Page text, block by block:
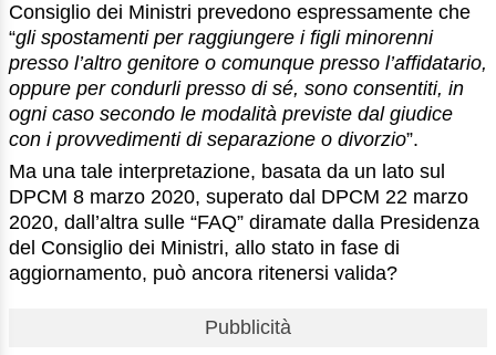
Consiglio dei Ministri prevedono espressamente che
“gli spostamenti per raggiungere i figli minorenni
presso l’altro genitore o comunque presso l’affidatario,
oppure per condurli presso di sé, sono consentiti, in
ogni caso secondo le modalità previste dal giudice
con i provvedimenti di separazione o divorzio”.
Ma una tale interpretazione, basata da un lato sul
DPCM 8 marzo 2020, superato dal DPCM 22 marzo
2020, dall’altra sulle “FAQ” diramate dalla Presidenza
del Consiglio dei Ministri, allo stato in fase di
aggiornamento, può ancora ritenersi valida?
Pubblicità